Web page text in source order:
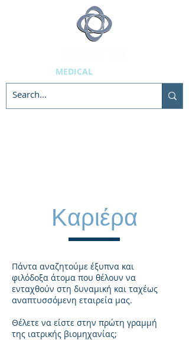
MEDICALSUPPLIES
Καριέρα
Πάντα αναζητούμε έξυπνα και
φιλόδοξα άτομα που θέλουν να
ενταχθούν στη δυναμική και ταχέως
αναπτυσσόμενη εταιρεία μας.
Θέλετε να είστε στην πρώτη γραμμή
της ιατρικής βιομηχανίας;